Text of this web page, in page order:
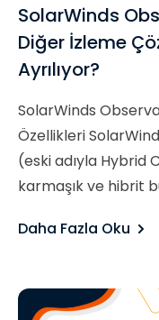
SolarWinds
Diğer İzleme
Ayrılıyor?
SolarWinds
Özellikleri
(eski adıyla Hybrid
karmaşık ve hibrit
Daha Fazla Oku